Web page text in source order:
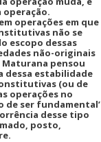
operação.
operações em que
não se
escopo dessas
não-originais
pensou
dessa estabilidade
(ou de
operações no
de ser fundamental’
desse tipo
posto,